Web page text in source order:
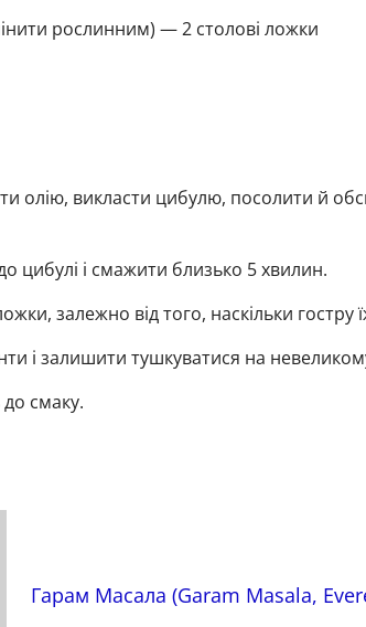
рослинним) — 2 столові ложки
олію, викласти цибулю, посолити й
цибулі і смажити близько 5 хвилин.
залежно від того, наскільки гостру
і залишити тушкуватися на
до смаку.
Гарам Масала (Garam Masala,